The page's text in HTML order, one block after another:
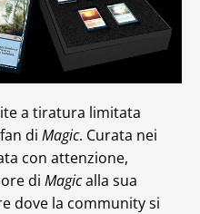
a tiratura limitata
di Magic. Curata nei
con attenzione,
di Magicalla sua
dove la community si